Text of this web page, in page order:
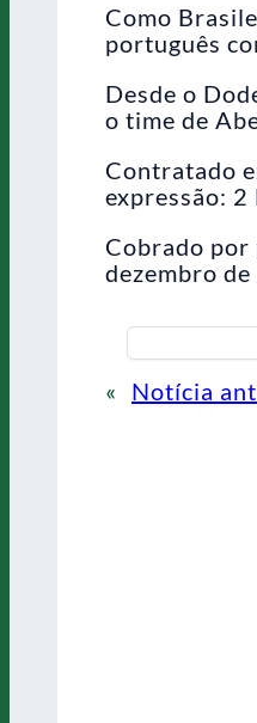
Como
português
Desde o
o time de
Contratado
expressão:
Cobrado
dezembro
« Notícia